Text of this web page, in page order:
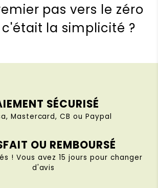
pas vers le zéro
la simplicité ?
SÉCURISÉ
Mastercard, CB ou Paypal
OU REMBOURSÉ
! Vous avez 15 jours pour changer
d'avis